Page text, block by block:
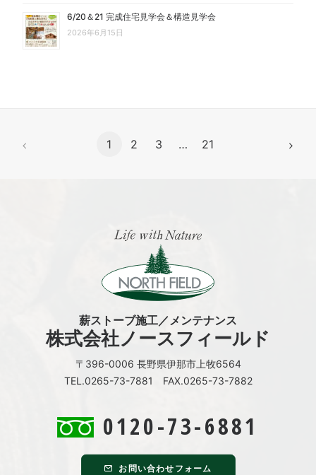
6/20＆21 完成住宅見学会＆構造見学会
2026年6月15日
1 2 3 … 21
薪ストーブ施工／メンテナンス
株式会社ノースフィールド
〒396-0006 長野県伊那市上牧6564
TEL.0265-73-7881 FAX.0265-73-7882
0120-73-6881
お問い合わせフォーム